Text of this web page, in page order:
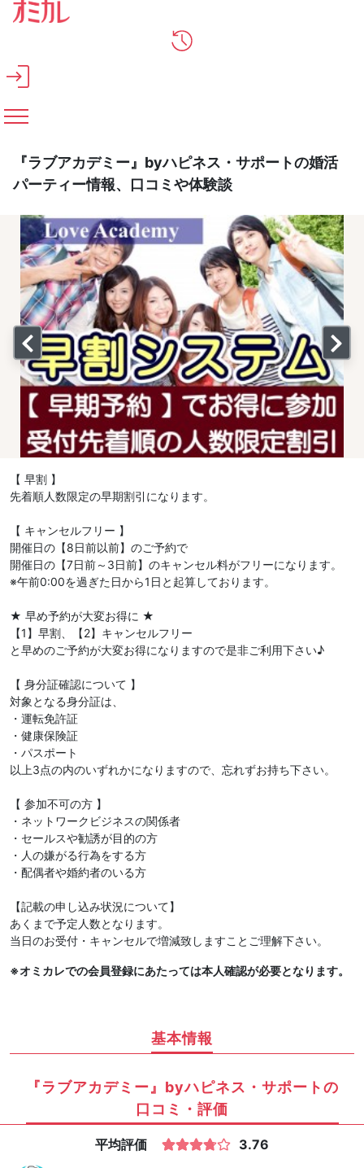
メインコンテンツへスキップ
『ラブアカデミー』byハピネス・サポートの婚活
パーティー情報、口コミや体験談
【 早割 】
先着順人数限定の早期割引になります。
【 キャンセルフリー 】
開催日の【8日前以前】のご予約で
開催日の【7日前～3日前】のキャンセル料がフリーになります。
※午前0:00を過ぎた日から1日と起算しております。
★ 早め予約が大変お得に ★
【1】早割、【2】キャンセルフリー
と早めのご予約が大変お得になりますので是非ご利用下さい♪
【 身分証確認について 】
対象となる身分証は、
・運転免許証
・健康保険証
・パスポート
以上3点の内のいずれかになりますので、忘れずお持ち下さい。
【 参加不可の方 】
・ネットワークビジネスの関係者
・セールスや勧誘が目的の方
・人の嫌がる行為をする方
・配偶者や婚約者のいる方
【記載の申し込み状況について】
あくまで予定人数となります。
当日のお受付・キャンセルで増減致しますことご理解下さい。
※オミカレでの会員登録にあたっては本人確認が必要となります。
基本情報
『ラブアカデミー』byハピネス・サポートの
口コミ・評価
平均評価 3.76